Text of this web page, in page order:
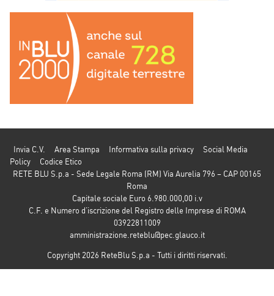
Invia C.V. Area Stampa Informativa sulla privacy
Social Media
Policy
Codice Etico
RETE BLU S.p.a - Sede Legale Roma (RM) Via Aurelia 796 – CAP 00165
Roma
Capitale sociale Euro 6.980.000,00 i.v
C.F. e Numero d’iscrizione del Registro delle Imprese di ROMA
03922811009
amministrazione.reteblu@pec.glauco.it
Copyright 2026 ReteBlu S.p.a - Tutti i diritti riservati.